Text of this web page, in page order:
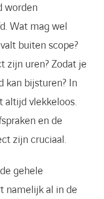
worden
Wat mag wel
buiten scope?
zijn uren? Zodat je
kan bijsturen? In
vlekkeloos.
en de
zijn cruciaal.
gehele
namelijk al in de